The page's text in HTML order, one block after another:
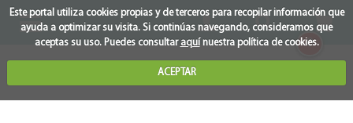
Este portal utiliza cookies propias y de terceros para recopilar información que
ayuda a optimizar su visita. Si continúas navegando, consideramos que
aceptas su uso. Puedes consultar aquínuestra política de cookies.
ACEPTAR
0